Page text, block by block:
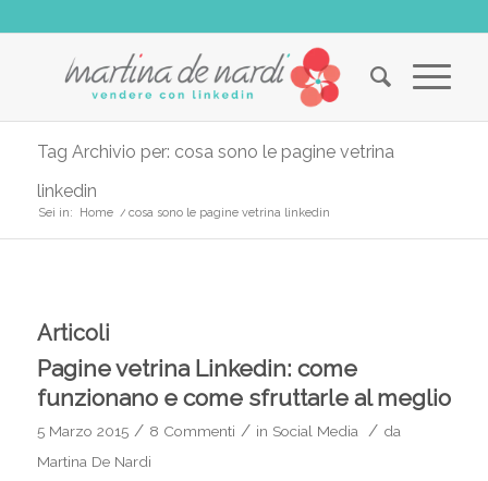
Tag Archivio per: cosa sono le pagine vetrina
linkedin
Sei in: Home / cosa sono le pagine vetrina linkedin
Articoli
Pagine vetrina Linkedin: come
funzionano e come sfruttarle al meglio
5 Marzo 2015 / 8 Commenti / in Social Media / da
Martina De Nardi